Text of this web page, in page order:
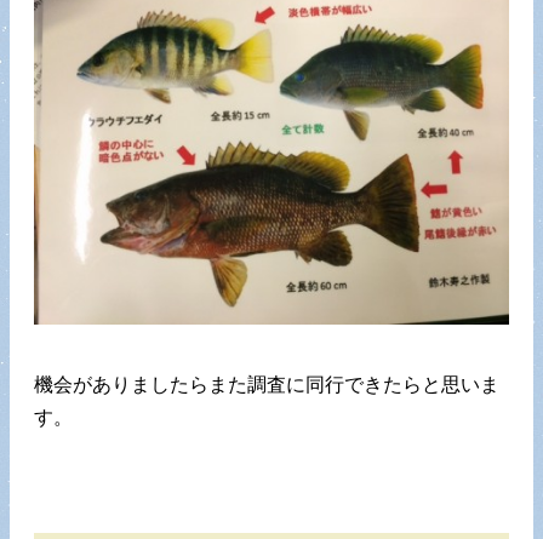
機会がありましたらまた調査に同行できたらと思いま
す。